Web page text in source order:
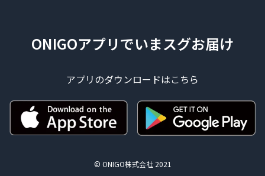
ONIGOアプリでいまスグお届け
アプリのダウンロードはこちら
© ONIGO株式会社 2021